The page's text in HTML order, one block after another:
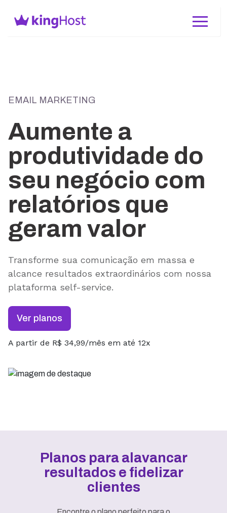
EMAIL MARKETING
Aumente a
produtividade do
seu negócio com
relatórios que
geram valor
Transforme sua comunicação em massa e
alcance resultados extraordinários com nossa
plataforma self-service.
Ver planos
A partir de R$ 34,99/mês em até 12x
Planos para alavancar
resultados e fidelizar
clientes